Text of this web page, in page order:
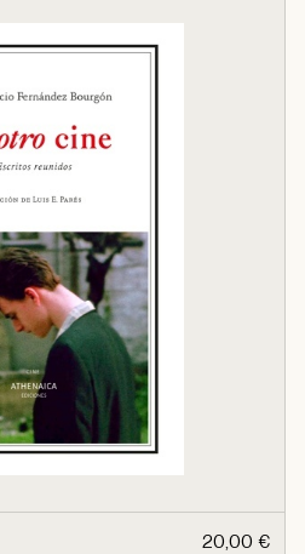
20,00 €